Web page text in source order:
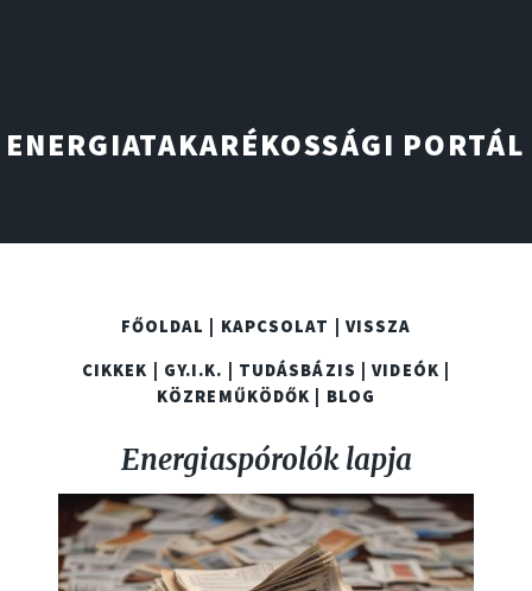
ENERGIATAKARÉKOSSÁGI PORTÁL
FŐOLDAL | KAPCSOLAT | VISSZA
CIKKEK | GY.I.K. | TUDÁSBÁZIS |VIDEÓK |
KÖZREMŰKÖDŐK | BLOG
Energiaspórolók lapja